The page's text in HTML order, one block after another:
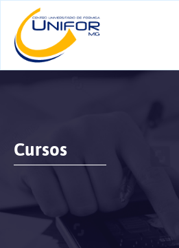
Cursos